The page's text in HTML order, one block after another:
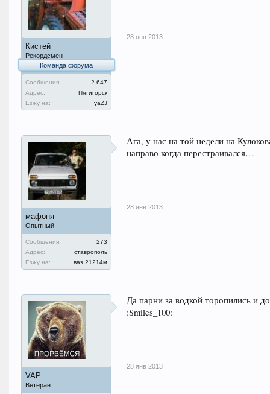
Кистей
Рекордсмен
Команда форума
Сообщения:
2.647
Адрес:
Пятигорск
Езжу на:
уаZJ
28 янв 2013
мафоня
Опытный
Сообщения:
273
Адрес:
ставрополь
Езжу на:
ваз 21214м
Ага, у нас на той недели на
направо когда перестраивался…
28 янв 2013
VAP
Ветеран
Да парни за водкой торопились и
:Smiles_100:
28 янв 2013